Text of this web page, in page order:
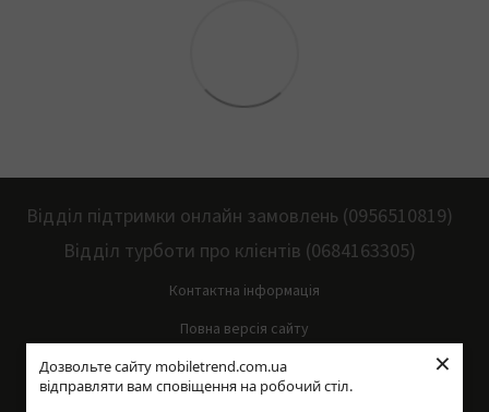
Дозвольте сайту mobiletrend.com.ua
відправляти вам сповіщення на робочий стіл.
×
Відділ підтримки онлайн замовлень (0956510819)
Відділ турботи про клієнтів (0684163305)
Контактна інформація
Повна версія сайту
Мапа сайту